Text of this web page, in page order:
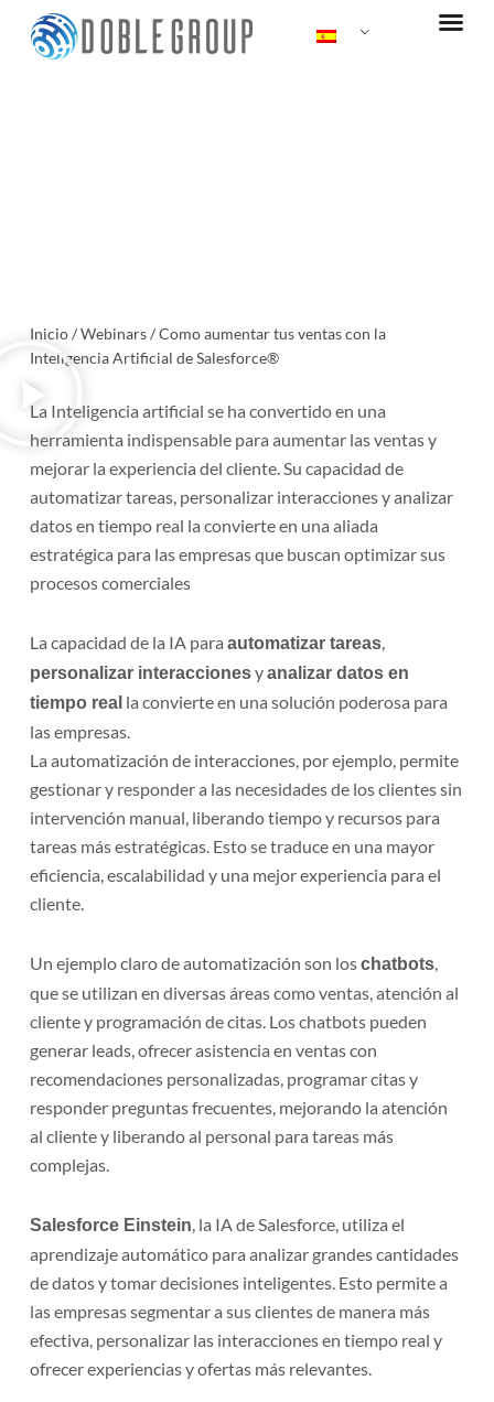
contenido
Inicio/Webinars/Como aumentar tus ventas con la
Inteligencia Artificial de Salesforce®
La Inteligencia artificial se ha convertido en una
herramienta indispensable para aumentar las ventas y
mejorar la experiencia del cliente. Su capacidad de
automatizar tareas, personalizar interacciones y analizar
datos en tiempo real la convierte en una aliada
estratégica para las empresas que buscan optimizar sus
procesos comerciales
La capacidad de la IA paraautomatizar tareas,
personalizar interaccionesyanalizar datos en
tiempo real la convierte en una solución poderosa para
las empresas.
La automatización de interacciones, por ejemplo, permite
gestionar y responder a las necesidades de los clientes sin
intervención manual, liberando tiempo y recursos para
tareas más estratégicas. Esto se traduce en una mayor
eficiencia, escalabilidad y una mejor experiencia para el
cliente.
Un ejemplo claro de automatización son loschatbots,
que se utilizan en diversas áreas como ventas, atención al
cliente y programación de citas. Los chatbots pueden
generar leads, ofrecer asistencia en ventas con
recomendaciones personalizadas, programar citas y
responder preguntas frecuentes, mejorando la atención
al cliente y liberando al personal para tareas más
complejas.
Salesforce Einstein, la IA de Salesforce, utiliza el
aprendizaje automático para analizar grandes cantidades
de datos y tomar decisiones inteligentes. Esto permite a
las empresas segmentar a sus clientes de manera más
efectiva, personalizar las interacciones en tiempo real y
ofrecer experiencias y ofertas más relevantes.